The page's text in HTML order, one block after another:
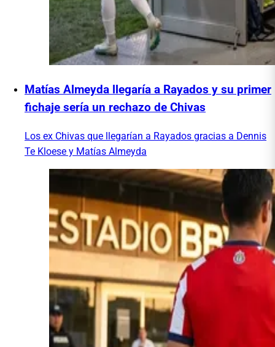
Matías Almeyda llegaría a Rayados y su primer
fichaje sería un rechazo de Chivas
Los ex Chivas que llegarían a Rayados gracias a Dennis
Te Kloese y Matías Almeyda